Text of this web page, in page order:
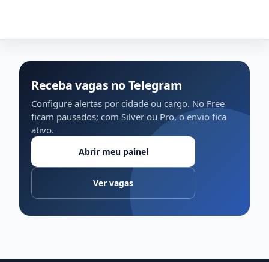
Receba vagas no Telegram
Configure alertas por cidade ou cargo. No Free
ficam pausados; com Silver ou Pro, o envio fica
ativo.
Abrir meu painel
Ver vagas